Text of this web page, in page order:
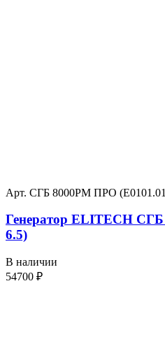
Арт. СГБ 8000РМ ПРО
Генератор ELITECH
6.5)
В наличии
54700 ₽